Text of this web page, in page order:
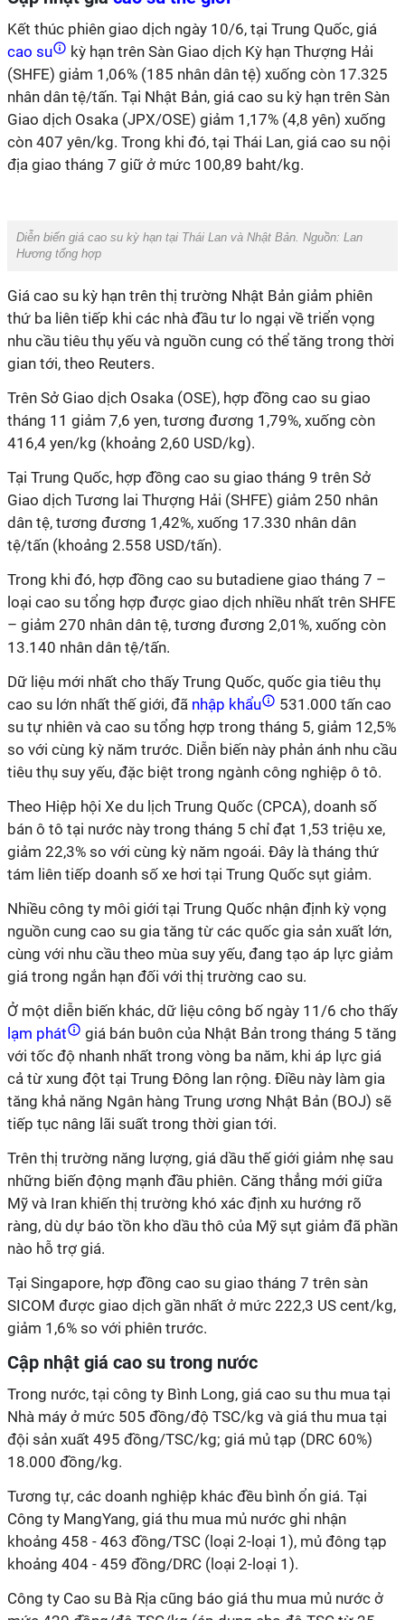
Kết thúc phiên giao dịch ngày 10/6, tại Trung Quốc, giá
cao su
kỳ hạn trên Sàn Giao dịch Kỳ hạn Thượng Hải
(SHFE) giảm 1,06% (185 nhân dân tệ) xuống còn 17.325
nhân dân tệ/tấn. Tại Nhật Bản, giá cao su kỳ hạn trên Sàn
Giao dịch Osaka (JPX/OSE) giảm 1,17% (4,8 yên) xuống
còn 407 yên/kg. Trong khi đó, tại Thái Lan, giá cao su nội
địa giao tháng 7 giữ ở mức 100,89 baht/kg.
Diễn biến giá cao su kỳ hạn tại Thái Lan và Nhật Bản. Nguồn: Lan
Hương tổng hợp
Giá cao su kỳ hạn trên thị trường Nhật Bản giảm phiên
thứ ba liên tiếp khi các nhà đầu tư lo ngại về triển vọng
nhu cầu tiêu thụ yếu và nguồn cung có thể tăng trong thời
gian tới, theo Reuters.
Trên Sở Giao dịch Osaka (OSE), hợp đồng cao su giao
tháng 11 giảm 7,6 yen, tương đương 1,79%, xuống còn
416,4 yen/kg (khoảng 2,60 USD/kg).
Tại Trung Quốc, hợp đồng cao su giao tháng 9 trên Sở
Giao dịch Tương lai Thượng Hải (SHFE) giảm 250 nhân
dân tệ, tương đương 1,42%, xuống 17.330 nhân dân
tệ/tấn (khoảng 2.558 USD/tấn).
Trong khi đó, hợp đồng cao su butadiene giao tháng 7 –
loại cao su tổng hợp được giao dịch nhiều nhất trên SHFE
– giảm 270 nhân dân tệ, tương đương 2,01%, xuống còn
13.140 nhân dân tệ/tấn.
Dữ liệu mới nhất cho thấy Trung Quốc, quốc gia tiêu thụ
cao su lớn nhất thế giới, đã nhập khẩu
531.000 tấn cao
su tự nhiên và cao su tổng hợp trong tháng 5, giảm 12,5%
so với cùng kỳ năm trước. Diễn biến này phản ánh nhu cầu
tiêu thụ suy yếu, đặc biệt trong ngành công nghiệp ô tô.
Theo Hiệp hội Xe du lịch Trung Quốc (CPCA), doanh số
bán ô tô tại nước này trong tháng 5 chỉ đạt 1,53 triệu xe,
giảm 22,3% so với cùng kỳ năm ngoái. Đây là tháng thứ
tám liên tiếp doanh số xe hơi tại Trung Quốc sụt giảm.
Nhiều công ty môi giới tại Trung Quốc nhận định kỳ vọng
nguồn cung cao su gia tăng từ các quốc gia sản xuất lớn,
cùng với nhu cầu theo mùa suy yếu, đang tạo áp lực giảm
giá trong ngắn hạn đối với thị trường cao su.
Ở một diễn biến khác, dữ liệu công bố ngày 11/6 cho thấy
lạm phát
giá bán buôn của Nhật Bản trong tháng 5 tăng
với tốc độ nhanh nhất trong vòng ba năm, khi áp lực giá
cả từ xung đột tại Trung Đông lan rộng. Điều này làm gia
tăng khả năng Ngân hàng Trung ương Nhật Bản (BOJ) sẽ
tiếp tục nâng lãi suất trong thời gian tới.
Trên thị trường năng lượng, giá dầu thế giới giảm nhẹ sau
những biến động mạnh đầu phiên. Căng thẳng mới giữa
Mỹ và Iran khiến thị trường khó xác định xu hướng rõ
ràng, dù dự báo tồn kho dầu thô của Mỹ sụt giảm đã phần
nào hỗ trợ giá.
Tại Singapore, hợp đồng cao su giao tháng 7 trên sàn
SICOM được giao dịch gần nhất ở mức 222,3 US cent/kg,
giảm 1,6% so với phiên trước.
Cập nhật giá cao su trong nước
Trong nước, tại công ty Bình Long, giá cao su thu mua tại
Nhà máy ở mức 505 đồng/độ TSC/kg và giá thu mua tại
đội sản xuất 495 đồng/TSC/kg; giá mủ tạp (DRC 60%)
18.000 đồng/kg.
Tương tự, các doanh nghiệp khác đều bình ổn giá. Tại
Công ty MangYang, giá thu mua mủ nước ghi nhận
khoảng 458 - 463 đồng/TSC (loại 2-loại 1), mủ đông tạp
khoảng 404 - 459 đồng/DRC (loại 2-loại 1).
Công ty Cao su Bà Rịa cũng báo giá thu mua mủ nước ở